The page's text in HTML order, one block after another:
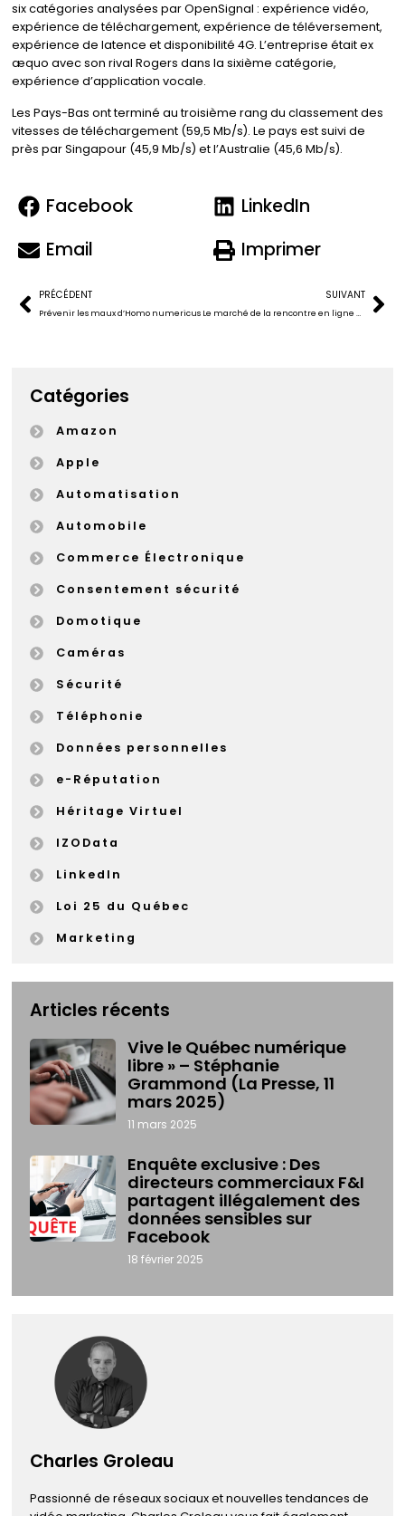
six catégories analysées par OpenSignal : expérience vidéo,
expérience de téléchargement, expérience de téléversement,
expérience de latence et disponibilité 4G. L’entreprise était ex
æquo avec son rival Rogers dans la sixième catégorie,
expérience d’application vocale.
Les Pays-Bas ont terminé au troisième rang du classement des
vitesses de téléchargement (59,5 Mb/s). Le pays est suivi de
près par Singapour (45,9 Mb/s) et l’Australie (45,6 Mb/s).
Facebook
LinkedIn
Email
Imprimer
PRÉCÉDENT
Prévenir les maux d’Homo numericus
SUIVANT
Le marché de la rencontre en ligne doit-il s’inquiéter de Facebook ?
Catégories
Amazon
Apple
Automatisation
Automobile
Commerce Électronique
Consentement sécurité
Domotique
Caméras
Sécurité
Téléphonie
Données personnelles
e-Réputation
Héritage Virtuel
IZOData
LinkedIn
Loi 25 du Québec
Marketing
Articles récents
Vive le Québec numérique
libre » – Stéphanie
Grammond (La Presse, 11
mars 2025)
11 mars 2025
Enquête exclusive : Des
directeurs commerciaux F&I
partagent illégalement des
données sensibles sur
Facebook
18 février 2025
Charles Groleau
Passionné de réseaux sociaux et nouvelles tendances de